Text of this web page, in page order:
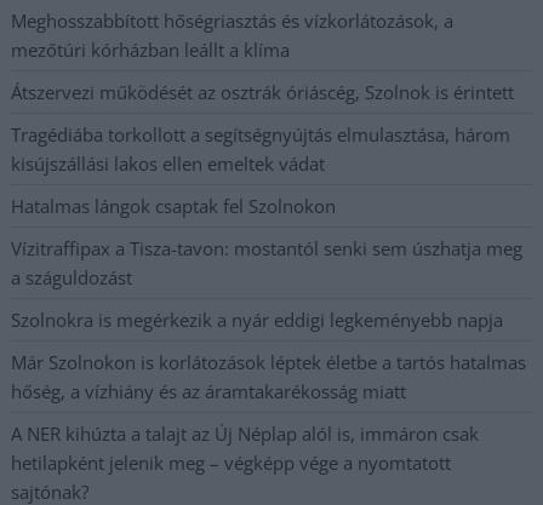
Meghosszabbított hőségriasztás és vízkorlátozások, a
mezőtúri kórházban leállt a klíma
Átszervezi működését az osztrák óriáscég, Szolnok is érintett
Tragédiába torkollott a segítségnyújtás elmulasztása, három
kisújszállási lakos ellen emeltek vádat
Hatalmas lángok csaptak fel Szolnokon
Vízitraffipax a Tisza-tavon: mostantól senki sem úszhatja meg
a száguldozást
Szolnokra is megérkezik a nyár eddigi legkeményebb napja
Már Szolnokon is korlátozások léptek életbe a tartós hatalmas
hőség, a vízhiány és az áramtakarékosság miatt
A NER kihúzta a talajt az Új Néplap alól is, immáron csak
hetilapként jelenik meg – végképp vége a nyomtatott
sajtónak?